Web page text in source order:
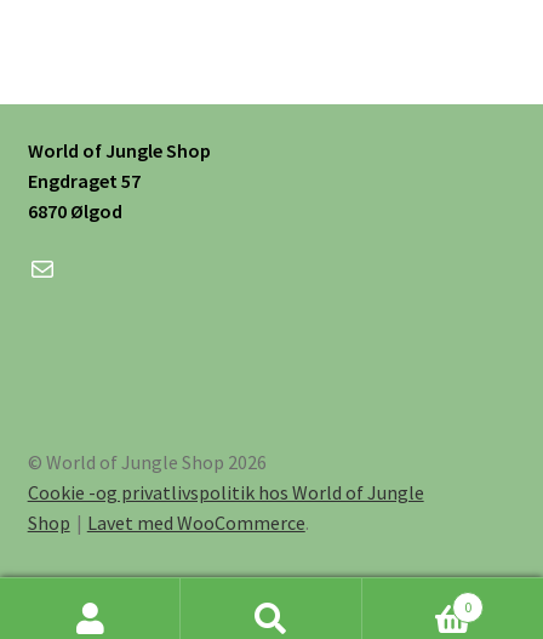
World of Jungle Shop
Engdraget 57
6870 Ølgod
Mail
© World of Jungle Shop 2026
Cookie -og privatlivspolitik hos World of Jungle
Shop
Lavet med WooCommerce.
0